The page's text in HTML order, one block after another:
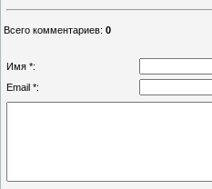
Всего комментариев: 0
Имя *:
Email *: